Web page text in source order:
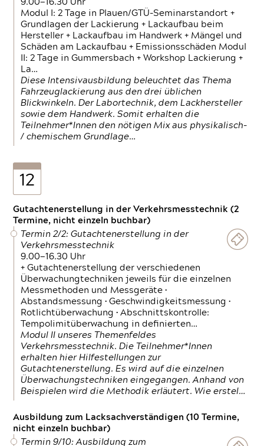
9.00—16.30 Uhr
Modul I: 2 Tage in Plauen/GTÜ-Seminarstandort +
Grundlagen der Lackierung + Lackaufbau beim
Hersteller + Lackaufbau im Handwerk + Mängel und
Schäden am Lackaufbau + Emissionsschäden Modul
II: 2 Tage in Gummersbach + Workshop Lackierung +
La…
Diese Intensivausbildung beleuchtet das Thema
Fahrzeuglackierung aus den drei üblichen
Blickwinkeln. Der Labortechnik, dem Lackhersteller
sowie dem Handwerk. Somit erhalten die
Teilnehmer*Innen den nötigen Mix aus physikalisch-
/ chemischem Grundlage…
12
Gutachtenerstellung in der Verkehrsmesstechnik (2
Termine, nicht einzeln buchbar)
Termin 2/2: Gutachtenerstellung in der
Verkehrsmesstechnik
9.00—16.30 Uhr
+ Gutachtenerstellung der verschiedenen
Überwachungtechniken jeweils für die einzelnen
Messmethoden und Messgeräte •
Abstandsmessung • Geschwindigkeitsmessung •
Rotlichtüberwachung • Abschnittskontrolle:
Tempolimitüberwachung in definierten…
Modul II unseres Themenfeldes
Verkehrsmesstechnik. Die Teilnehmer*Innen
erhalten hier Hilfestellungen zur
Gutachtenerstellung. Es wird auf die einzelnen
Überwachungstechniken eingegangen. Anhand von
Beispielen wird die Methodik erläutert. Wie erstel…
Ausbildung zum Lacksachverständigen (10 Termine,
nicht einzeln buchbar)
Termin 9/10: Ausbildung zum